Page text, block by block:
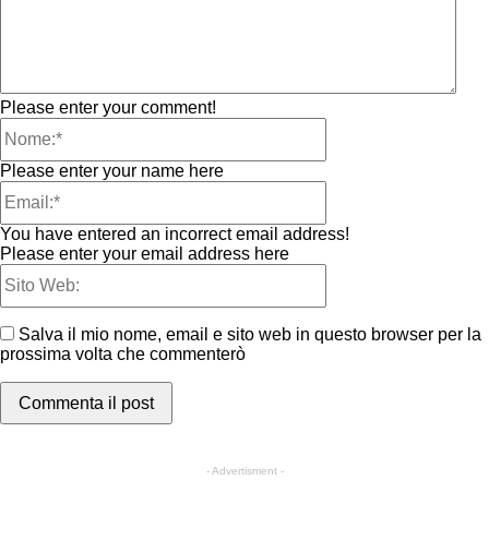
Please enter your comment!
Please enter your name here
You have entered an incorrect email address!
Please enter your email address here
Salva il mio nome, email e sito web in questo browser per la
prossima volta che commenterò
- Advertisment -